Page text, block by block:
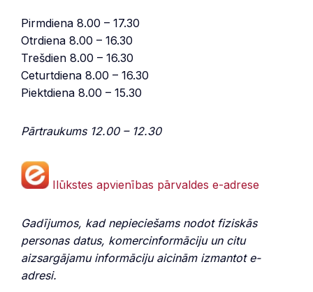
Pirmdiena 8.00 – 17.30
Otrdiena 8.00 – 16.30
Trešdien 8.00 – 16.30
Ceturtdiena 8.00 – 16.30
Piektdiena 8.00 – 15.30
Pārtraukums 12.00 – 12.30
Ilūkstes apvienības pārvaldes e-adrese
Gadījumos, kad nepieciešams nodot fiziskās
personas datus, komercinformāciju un citu
aizsargājamu informāciju aicinām izmantot e-
adresi.